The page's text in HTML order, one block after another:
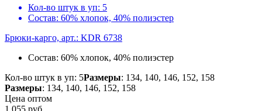
Кол-во штук в уп: 5
Состав: 60% хлопок, 40% полиэстер
Брюки-карго, арт.: KDR 6738
Состав: 60% хлопок, 40% полиэстер
Кол-во штук в уп: 5Размеры: 134, 140, 146, 152, 158
Размеры: 134, 140, 146, 152, 158
Цена оптом